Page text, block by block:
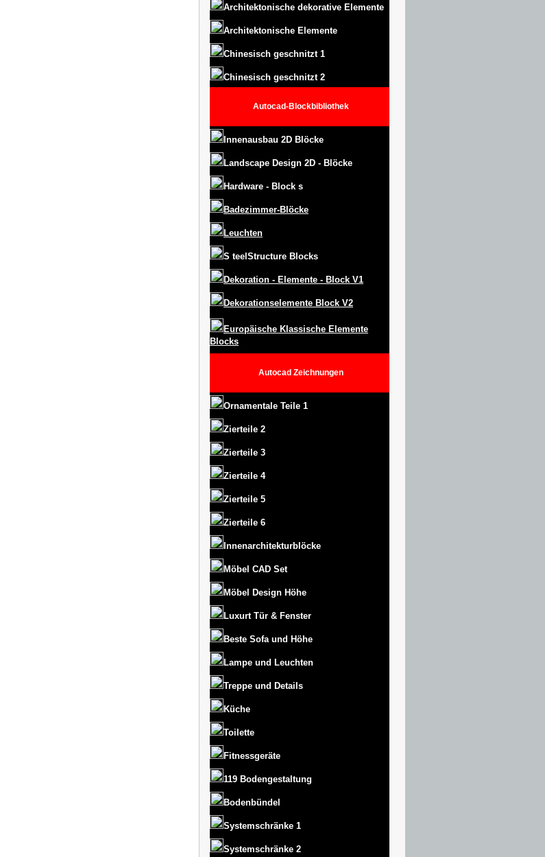
Architektonische dekorative Elemente
Architektonische Elemente
Chinesisch geschnitzt 1
Chinesisch geschnitzt 2
Autocad-Blockbibliothek
Innenausbau 2D Blöcke
Landscape Design 2D - Blöcke
Hardware - Block s
Badezimmer-Blöcke
Leuchten
S teel Structure Blocks
Dekoration - Elemente - Block V1
Dekorationselemente Block V2
Europäische Klassische Elemente
Blocks
Autocad Zeichnungen
Ornamentale Teile 1
Zierteile 2
Zierteile 3
Zierteile 4
Zierteile 5
Zierteile 6
Innenarchitekturblöcke
Möbel CAD Set
Möbel Design Höhe
Luxurt Tür & Fenster
Beste Sofa und Höhe
Lampe und Leuchten
Treppe und Details
Küche
Toilette
Fitnessgeräte
119 Bodengestaltung
Bodenbündel
Systemschränke 1
Systemschränke 2